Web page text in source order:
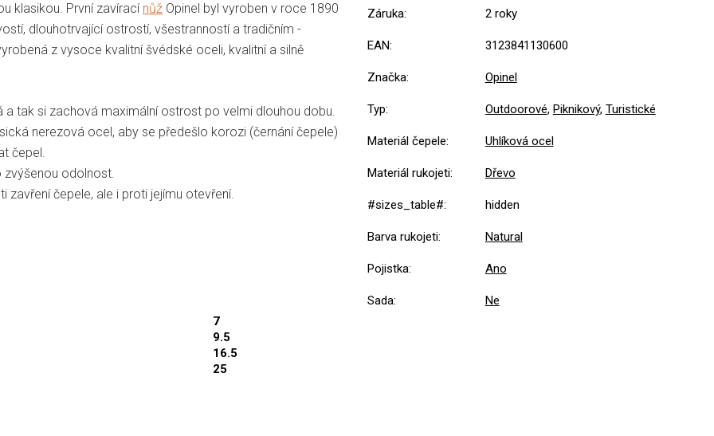
klasikou. První zavírací nůž Opinel byl vyroben v roce 1890
dlouhotrvající ostrostí, všestranností a tradičním -
z vysoce kvalitní švédské oceli, kvalitní a silně
tak si zachová maximální ostrost po velmi dlouhou dobu.
nerezová ocel, aby se předešlo korozi (černání čepele)
čepel.
zvýšenou odolnost.
zavření čepele, ale i proti jejímu otevření.
7
9.5
16.5
25
Záruka: 2 roky
EAN: 3123841130600
Značka: Opinel
Typ: Outdoorové, Piknikový, Turistické
Materiál čepele: Uhlíková ocel
Materiál rukojeti: Dřevo
#sizes_table#: hidden
Barva rukojeti: Natural
Pojistka: Ano
Sada: Ne